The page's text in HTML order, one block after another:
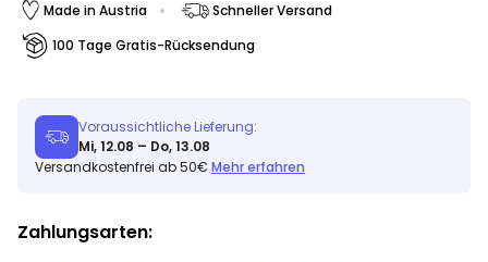
Made in Austria
Schneller Versand
100 Tage Gratis-Rücksendung
Voraussichtliche Lieferung:
Mi, 12.08 – Do, 13.08
Versandkostenfrei ab 50€ Mehr erfahren
Zahlungsarten: